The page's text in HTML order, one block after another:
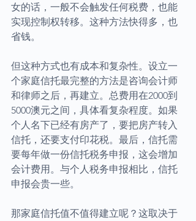
女的话，一般不会触发任何税费，也能
实现控制权转移。这种方法快得多，也
省钱。
但这种方式也有成本和复杂性。设立一
个家庭信托最完整的方法是咨询会计师
和律师之后，再建立。总费用在2000到
5000澳元之间，具体看复杂程度。如果
个人名下已经有房产了，要把房产转入
信托，还要支付印花税。最后，信托需
要每年做一份信托税务申报，这会增加
会计费用。与个人税务申报相比，信托
申报会贵一些。
那家庭信托值不值得建立呢？这取决于